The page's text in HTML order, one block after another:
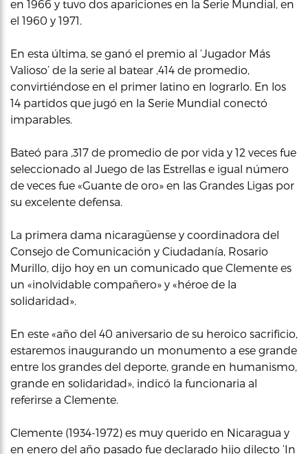
en 1966 y tuvo dos apariciones en la Serie Mundial, en
el 1960 y 1971.
En esta última, se ganó el premio al ‘Jugador Más
Valioso’ de la serie al batear ,414 de promedio,
convirtiéndose en el primer latino en lograrlo. En los
14 partidos que jugó en la Serie Mundial conectó
imparables.
Bateó para ,317 de promedio de por vida y 12 veces fue
seleccionado al Juego de las Estrellas e igual número
de veces fue «Guante de oro» en las Grandes Ligas por
su excelente defensa.
La primera dama nicaragüense y coordinadora del
Consejo de Comunicación y Ciudadanía, Rosario
Murillo, dijo hoy en un comunicado que Clemente es
un «inolvidable compañero» y «héroe de la
solidaridad».
En este «año del 40 aniversario de su heroico sacrificio,
estaremos inaugurando un monumento a ese grande
entre los grandes del deporte, grande en humanismo,
grande en solidaridad», indicó la funcionaria al
referirse a Clemente.
Clemente (1934-1972) es muy querido en Nicaragua y
en enero del año pasado fue declarado hijo dilecto ‘In